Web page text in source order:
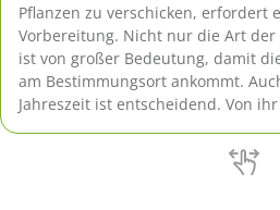
Pflanzen zu verschicken, erfordert
Vorbereitung. Nicht nur die Art der
ist von großer Bedeutung, damit
am Bestimmungsort ankommt.
Jahreszeit ist entscheidend. Von